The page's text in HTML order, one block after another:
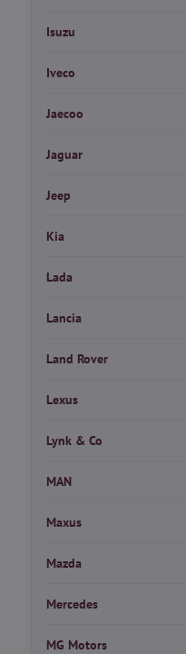
Isuzu
Iveco
Jaecoo
Jaguar
Jeep
Kia
Lada
Lancia
Land Rover
Lexus
Lynk & Co
MAN
Maxus
Mazda
Mercedes
MG Motors